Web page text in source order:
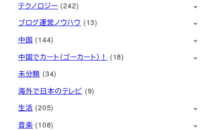
テクノロジー (242)
ブログ運営ノウハウ (13)
中国 (144)
中国でカート（ゴーカート）！
(18)
未分類 (34)
海外で日本のテレビ (9)
生活 (205)
音楽 (108)